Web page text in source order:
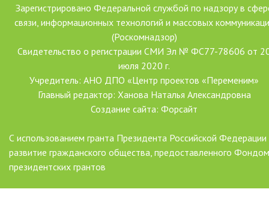
Зарегистрировано Федеральной службой по надзору в
связи, информационных технологий и массовых
(Роскомнадзор)
Свидетельство о регистрации СМИ Эл № ФС77-78606 от
июля 2020 г.
Учредитель: АНО ДПО «Центр проектов «Переменим»
Главный редактор: Ханова Наталья Александровна
Создание сайта: Форсайт
С использованием гранта Президента Российской Федерации
развитие гражданского общества, предоставленного Фондом
президентских грантов